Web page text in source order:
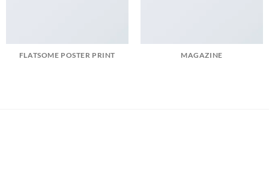
FLATSOME POSTER PRINT MAGAZINE